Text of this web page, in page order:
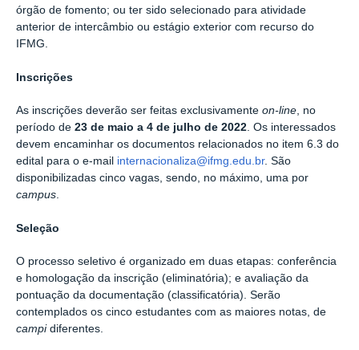
órgão de fomento; ou ter sido selecionado para atividade
anterior de intercâmbio ou estágio exterior com recurso do
IFMG.
Inscrições
As inscrições deverão ser feitas exclusivamente on-line, no
período de 23 de maio a 4 de julho de 2022. Os interessados
devem encaminhar os documentos relacionados no item 6.3 do
edital para o e-mail internacionaliza@ifmg.edu.br. São
disponibilizadas cinco vagas, sendo, no máximo, uma por
campus.
Seleção
O processo seletivo é organizado em duas etapas: conferência
e homologação da inscrição (eliminatória); e avaliação da
pontuação da documentação (classificatória). Serão
contemplados os cinco estudantes com as maiores notas, de
campidiferentes.